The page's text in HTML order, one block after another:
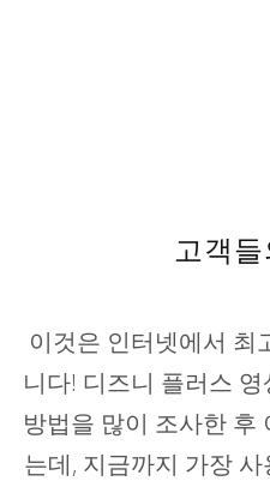
고객
이것은 인터넷에서 최
니다! 디즈니 플러스
방법을 많이 조사한 후
는데, 지금까지 가장